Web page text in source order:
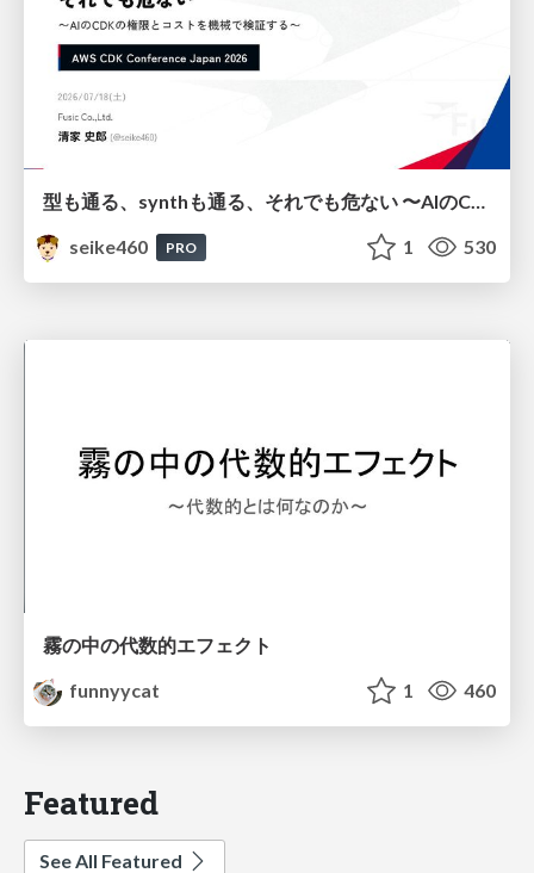
seike460
PRO 1 530
霧の中の代数的エフェクト
funnyycat
1 460
Featured
See All Featured